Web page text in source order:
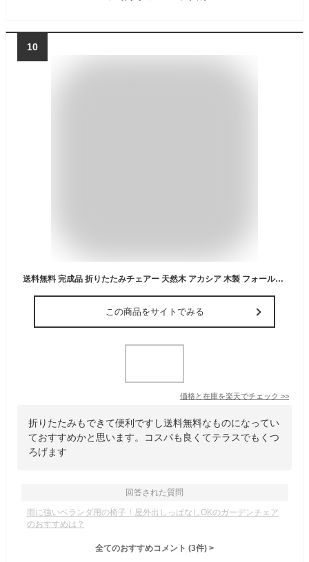
10
送料無料 完成品 折りたたみチェアー 天然木 アカシア 木製 フォールディングチェア ガーデンチェア おりたたみ いす イス 椅子 デッキチェア アウトドア キャンプ ガーデンファニチャー カフェ オープンテラス バルコニー テラス 庭 ベランダ おしゃれ
この商品をサイトでみる
価格と在庫を楽天でチェック >>
折りたたみもできて便利ですし送料無料なものになってい
ておすすめかと思います。コスパも良くてテラスでもくつ
ろげます
回答された質問
雨に強いベランダ用の椅子！屋外出しっぱなしOKのガーデンチェア
のおすすめは？
全てのおすすめコメント (3件) >